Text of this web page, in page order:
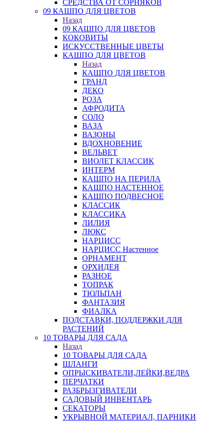
СРЕДСТВА ОТ СОРНЯКОВ
09 КАШПО ДЛЯ ЦВЕТОВ
Назад
09 КАШПО ДЛЯ ЦВЕТОВ
КОКОВИТЫ
ИСКУССТВЕННЫЕ ЦВЕТЫ
КАШПО ДЛЯ ЦВЕТОВ
Назад
КАШПО ДЛЯ ЦВЕТОВ
ГРАНД
ДЕКО
РОЗА
АФРОДИТА
СОЛО
ВАЗА
ВАЗОНЫ
ВДОХНОВЕНИЕ
ВЕЛЬВЕТ
ВИОЛЕТ КЛАССИК
ИНТЕРМ
КАШПО НА ПЕРИЛА
КАШПО НАСТЕННОЕ
КАШПО ПОДВЕСНОЕ
КЛАССИК
КЛАССИКА
ЛИЛИЯ
ЛЮКС
НАРЦИСС
НАРЦИСС Настенное
ОРНАМЕНТ
ОРХИДЕЯ
РАЗНОЕ
ТОПРАК
ТЮЛЬПАН
ФАНТАЗИЯ
ФИАЛКА
ПОДСТАВКИ, ПОДДЕРЖКИ ДЛЯ
РАСТЕНИЙ
10 ТОВАРЫ ДЛЯ САДА
Назад
10 ТОВАРЫ ДЛЯ САДА
ШЛАНГИ
ОПРЫСКИВАТЕЛИ,ЛЕЙКИ,ВЕДРА
ПЕРЧАТКИ
РАЗБРЫЗГИВАТЕЛИ
САДОВЫЙ ИНВЕНТАРЬ
СЕКАТОРЫ
УКРЫВНОЙ МАТЕРИАЛ, ПАРНИКИ